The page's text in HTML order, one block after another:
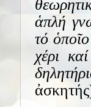
ἁπλή
τό
χέρι